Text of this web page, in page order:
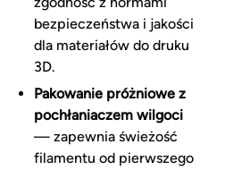
bezpieczeństwa i jakości
dla materiałów do druku
3D.
Pakowanie próżniowe z
pochłaniaczem wilgoci
— zapewnia świeżość
filamentu od pierwszego